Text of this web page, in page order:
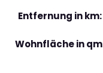
Entfernung in km:
Wohnfläche in